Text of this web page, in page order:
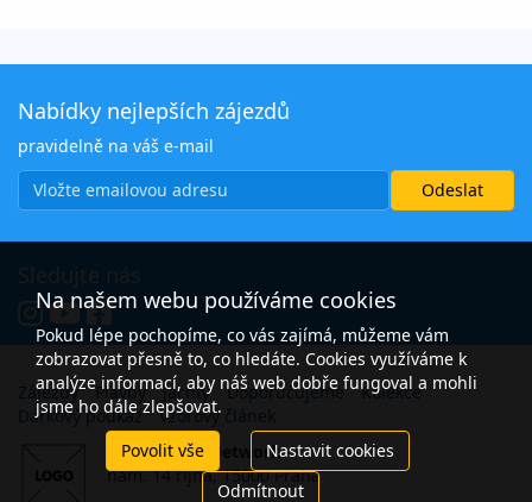
Nabídky nejlepších zájezdů
pravidelně na váš e-mail
Zájezdy Plavby Jachty Doporučujeme
Kolekce
Dárkový poukaz
Vzorový článek
Open Travel Network
nám. 14 října, 15000 Praha
Na našem webu používáme cookies
Pokud lépe pochopíme, co vás zajímá, můžeme vám
zobrazovat přesně to, co hledáte. Cookies využíváme k
analýze informací, aby náš web dobře fungoval a mohli
jsme ho dále zlepšovat.
Povolit vše
Nastavit cookies
Odmítnout